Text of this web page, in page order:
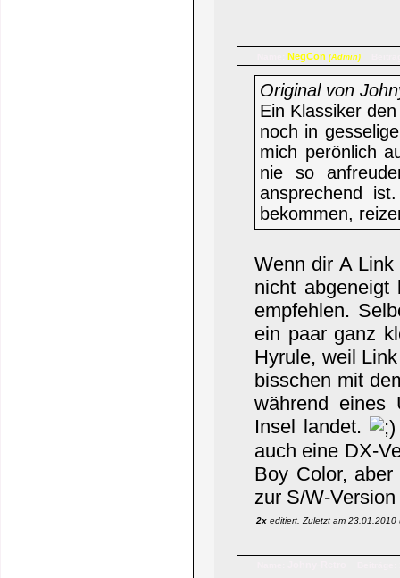
NegCon (Admin)
Original von
Ein Klassiker
noch in
mich perönlich
nie so
ansprechend
bekommen,
Wenn dir A
nicht
empfehlen.
ein paar ganz
Hyrule, weil
bisschen mit
während eines
Insel landet.
auch eine DX-
Boy Color,
zur S/W-
2x editiert. Zuletzt am 23.01.2010